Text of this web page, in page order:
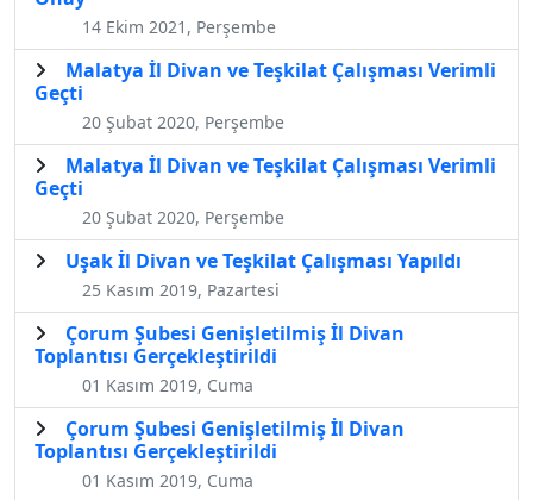
14 Ekim 2021, Perşembe
Malatya İl Divan ve Teşkilat Çalışması Verimli
Geçti
20 Şubat 2020, Perşembe
Malatya İl Divan ve Teşkilat Çalışması Verimli
Geçti
20 Şubat 2020, Perşembe
Uşak İl Divan ve Teşkilat Çalışması Yapıldı
25 Kasım 2019, Pazartesi
Çorum Şubesi Genişletilmiş İl Divan
Toplantısı Gerçekleştirildi
01 Kasım 2019, Cuma
Çorum Şubesi Genişletilmiş İl Divan
Toplantısı Gerçekleştirildi
01 Kasım 2019, Cuma